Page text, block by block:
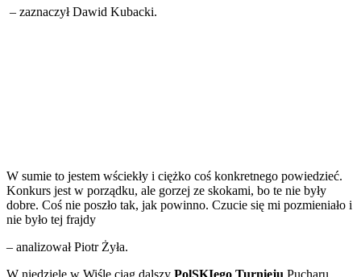
– zaznaczył Dawid Kubacki.
W sumie to jestem wściekły i ciężko coś konkretnego powiedzieć.
Konkurs jest w porządku, ale gorzej ze skokami, bo te nie były
dobre. Coś nie poszło tak, jak powinno. Czucie się mi pozmieniało i
nie było tej frajdy
– analizował Piotr Żyła.
W niedzielę w Wiśle ciąg dalszy PolSKIego Turnieju Pucharu